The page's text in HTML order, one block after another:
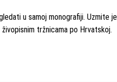
u samoj monografiji. Uzmite je
tržnicama po Hrvatskoj.